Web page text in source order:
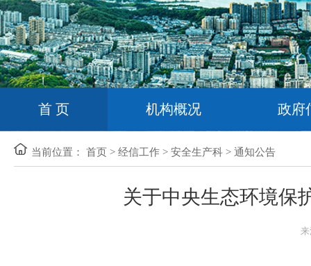
首 页 机构概况 政府
当前位置： 首页 > 经信工作 > 安全生产科 > 通知公告
关于中央生态环境保